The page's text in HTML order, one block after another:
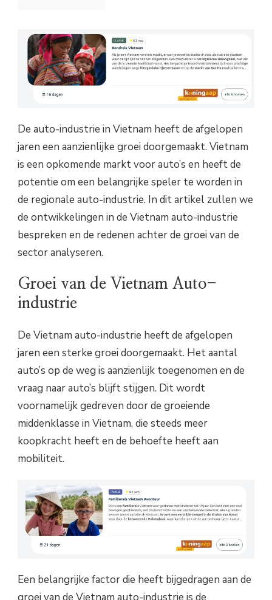
De auto-industrie in Vietnam heeft de afgelopen
jaren een aanzienlijke groei doorgemaakt. Vietnam
is een opkomende markt voor auto’s en heeft de
potentie om een belangrijke speler te worden in
de regionale auto-industrie. In dit artikel zullen we
de ontwikkelingen in de Vietnam auto-industrie
bespreken en de redenen achter de groei van de
sector analyseren.
Groei van de Vietnam Auto-
industrie
De Vietnam auto-industrie heeft de afgelopen
jaren een sterke groei doorgemaakt. Het aantal
auto’s op de weg is aanzienlijk toegenomen en de
vraag naar auto’s blijft stijgen. Dit wordt
voornamelijk gedreven door de groeiende
middenklasse in Vietnam, die steeds meer
koopkracht heeft en de behoefte heeft aan
mobiliteit.
Een belangrijke factor die heeft bijgedragen aan de